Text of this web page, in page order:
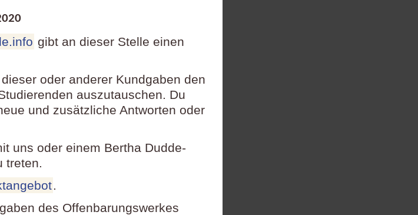
gibt an dieser Stelle einen
oder anderer Kundgaben den
auszutauschen. Du
und zusätzliche Antworten oder
uns oder einem Bertha Dudde-
treten.
.
des Offenbarungswerkes